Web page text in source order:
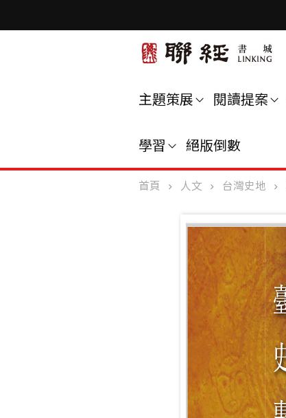
主題策展 閱讀提案
學習 絕版倒數
首頁 人文 台灣史地